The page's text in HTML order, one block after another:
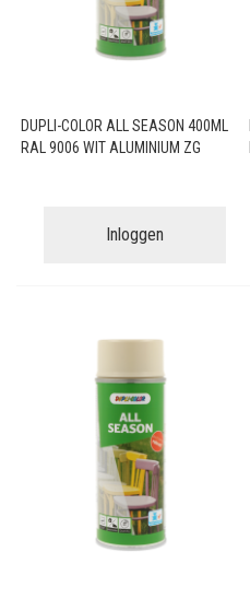
DUPLI-COLOR ALL SEASON 400ML
RAL 9006 WIT ALUMINIUM ZG
Inloggen